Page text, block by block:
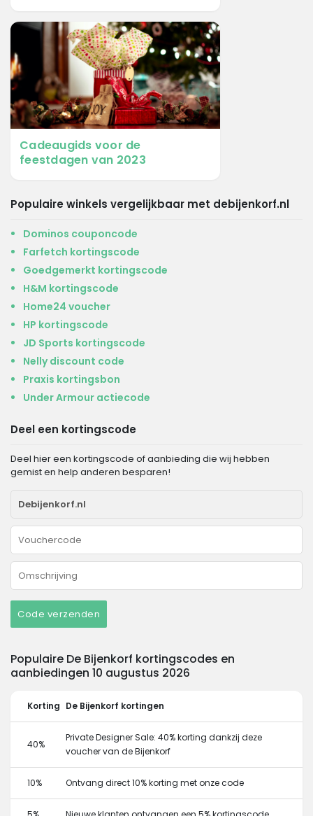
Cadeaugids voor de
feestdagen van 2023
Populaire winkels vergelijkbaar met debijenkorf.nl
Dominos couponcode
Farfetch kortingscode
Goedgemerkt kortingscode
H&M kortingscode
Home24 voucher
HP kortingscode
JD Sports kortingscode
Nelly discount code
Praxis kortingsbon
Under Armour actiecode
Deel een kortingscode
Deel hier een kortingscode of aanbieding die wij hebben
gemist en help anderen besparen!
Code verzenden
Populaire De Bijenkorf kortingscodes en
aanbiedingen 10 augustus 2026
Korting De Bijenkorf kortingen
40%
Private Designer Sale: 40% korting dankzij deze
voucher van de Bijenkorf
10% Ontvang direct 10% korting met onze code